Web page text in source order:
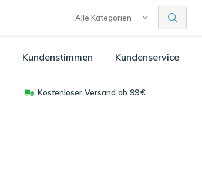
Alle Kategorien
Kundenstimmen Kundenservice
Kostenloser Versand ab 99 €